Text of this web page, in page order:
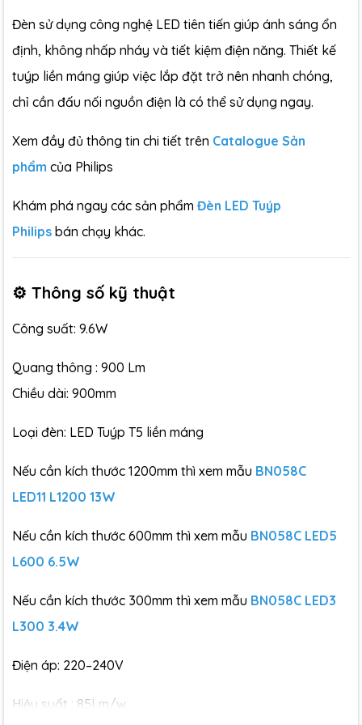
Đèn sử dụng công nghệ LED tiên tiến giúp ánh sáng ổn
định, không nhấp nháy và tiết kiệm điện năng. Thiết kế
tuýp liền máng giúp việc lắp đặt trở nên nhanh chóng,
chỉ cần đấu nối nguồn điện là có thể sử dụng ngay.
Xem đầy đủ thông tin chi tiết trên Catalogue Sản
phẩm của Philips
Khám phá ngay các sản phẩm Đèn LED Tuýp
Philips bán chạy khác.
⚙️ Thông số kỹ thuật
Công suất: 9.6W
Quang thông : 900 Lm
Chiều dài: 900mm
Loại đèn: LED Tuýp T5 liền máng
Nếu cần kích thước 1200mm thì xem mẫu BN058C
LED11 L1200 13W
Nếu cần kích thước 600mm thì xem mẫu BN058C LED5
L600 6.5W
Nếu cần kích thước 300mm thì xem mẫu BN058C LED3
L300 3.4W
Điện áp: 220–240V
Hiệu suất : 85Lm/w